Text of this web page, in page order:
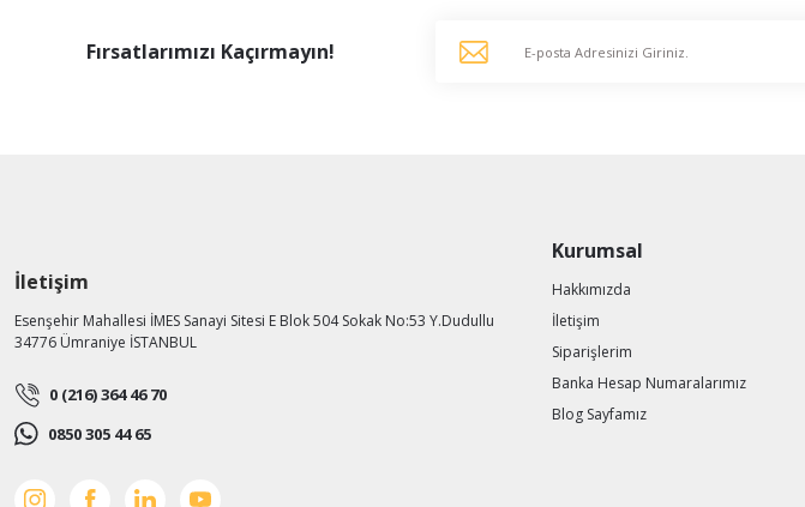
Fırsatlarımızı Kaçırmayın!
İletişim
Esenşehir Mahallesi İMES Sanayi Sitesi E Blok 504 Sokak No:53 Y.Dudullu
34776 Ümraniye İSTANBUL
0 (216) 364 46 70
0850 305 44 65
Kurumsal
Hakkımızda
İletişim
Siparişlerim
Banka Hesap Numaralarımız
Blog Sayfamız